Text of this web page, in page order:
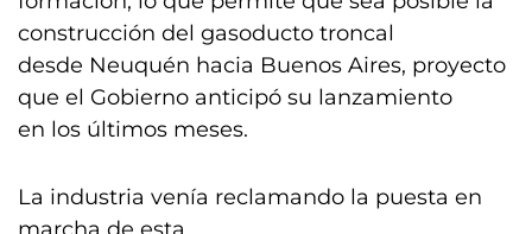
construcción del gasoducto troncal
desde Neuquén hacia Buenos Aires, proyecto
que el Gobierno anticipó su lanzamiento
en los últimos meses.
La industria venía reclamando la puesta en